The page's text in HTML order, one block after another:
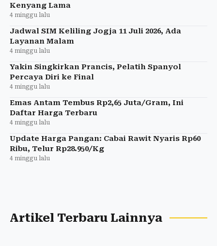
Kenyang Lama
4 minggu lalu
Jadwal SIM Keliling Jogja 11 Juli 2026, Ada
Layanan Malam
4 minggu lalu
Yakin Singkirkan Prancis, Pelatih Spanyol
Percaya Diri ke Final
4 minggu lalu
Emas Antam Tembus Rp2,65 Juta/Gram, Ini
Daftar Harga Terbaru
4 minggu lalu
Update Harga Pangan: Cabai Rawit Nyaris Rp60
Ribu, Telur Rp28.950/Kg
4 minggu lalu
Artikel Terbaru Lainnya